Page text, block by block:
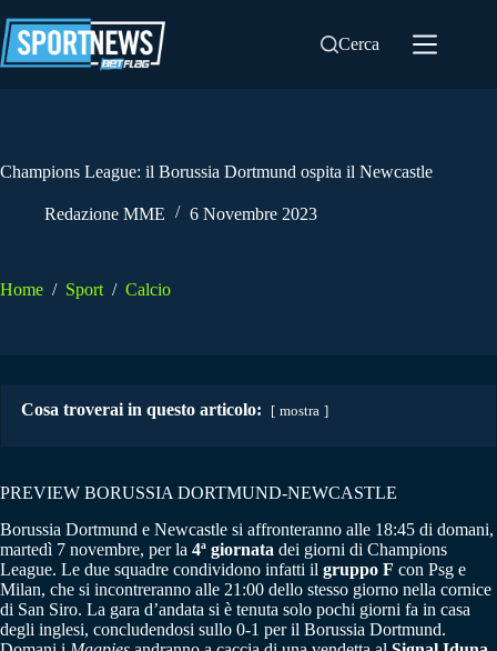
al
contenuto
Cerca
Champions League: il Borussia Dortmund ospita il Newcastle
Redazione MME 6 Novembre 2023
Home / Sport / Calcio
Cosa troverai in questo articolo: mostra
PREVIEW BORUSSIA DORTMUND-NEWCASTLE
Borussia Dortmund e Newcastle si affronteranno alle 18:45 di domani,
martedì 7 novembre, per la 4ª giornata dei giorni di Champions
League. Le due squadre condividono infatti il gruppo F con Psg e
Milan, che si incontreranno alle 21:00 dello stesso giorno nella cornice
di San Siro. La gara d’andata si è tenuta solo pochi giorni fa in casa
degli inglesi, concludendosi sullo 0-1 per il Borussia Dortmund.